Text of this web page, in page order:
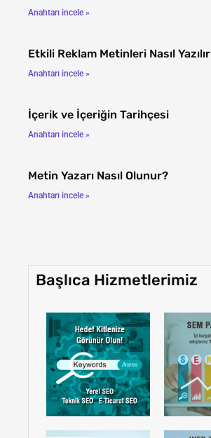
Anahtarı incele »
Etkili Reklam Metinleri Nasıl Yazılır
Anahtarı incele »
İçerik ve İçeriğin Tarihçesi
Anahtarı incele »
Metin Yazarı Nasıl Olunur?
Anahtarı incele »
Başlıca Hizmetlerimiz